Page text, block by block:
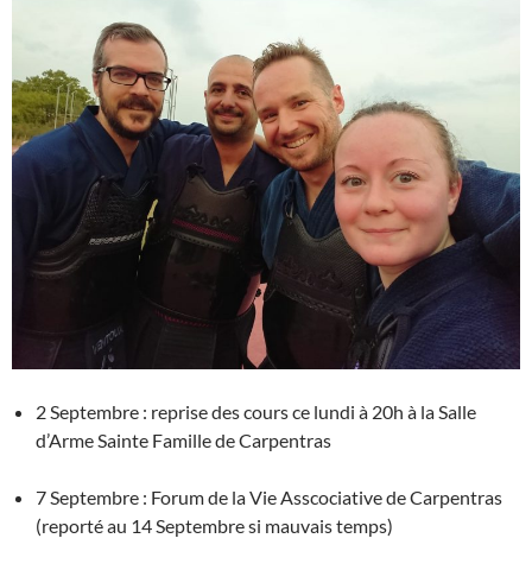
2 Septembre : reprise des cours ce lundi à 20h à la Salle
d’Arme Sainte Famille de Carpentras
7 Septembre : Forum de la Vie Asscociative de Carpentras
(reporté au 14 Septembre si mauvais temps)